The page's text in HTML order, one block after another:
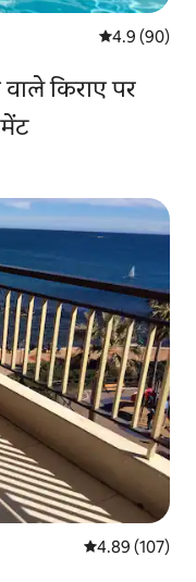
औसत रेटिंग 5 में
4.9 (90)
किराए पर
औसत रेटिंग 5 में से
4.89 (107)